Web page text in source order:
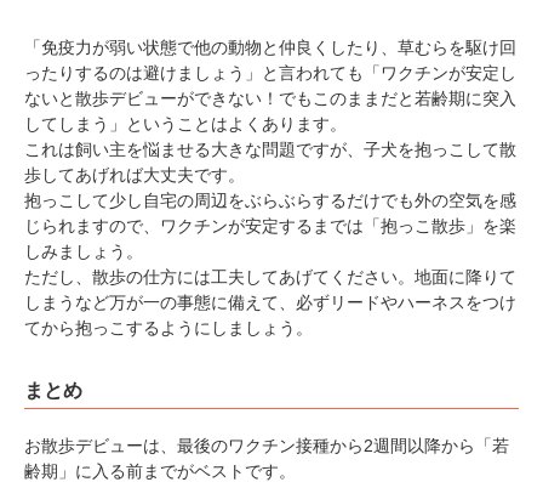
「免疫力が弱い状態で他の動物と仲良くしたり、草むらを駆け回
ったりするのは避けましょう」と言われても「ワクチンが安定し
ないと散歩デビューができない！でもこのままだと若齢期に突入
してしまう」ということはよくあります。
これは飼い主を悩ませる大きな問題ですが、子犬を抱っこして散
歩してあげれば大丈夫です。
抱っこして少し自宅の周辺をぶらぶらするだけでも外の空気を感
じられますので、ワクチンが安定するまでは「抱っこ散歩」を楽
しみましょう。
ただし、散歩の仕方には工夫してあげてください。地面に降りて
しまうなど万が一の事態に備えて、必ずリードやハーネスをつけ
てから抱っこするようにしましょう。
まとめ
お散歩デビューは、最後のワクチン接種から2週間以降から「若
齢期」に入る前までがベストです。